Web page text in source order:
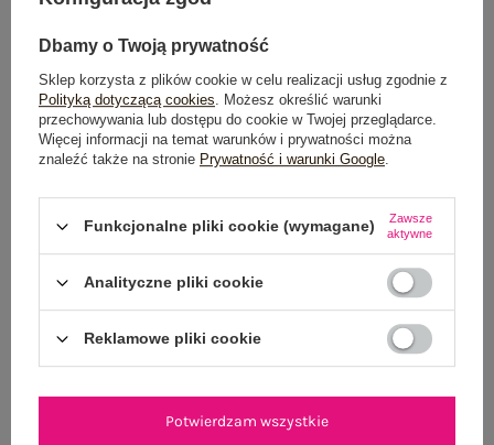
Do darmowej dostawy brakuje
Wysyłkajutro
100 dni na zwrot
OPINIE O PRODUKCIE (10)
WYSYŁKA I DOSTAWA
ZWROTY I REKLAMACJE
Dbamy o Twoją prywatność
Sklep korzysta z plików cookie w celu realizacji usług zgodnie z
Polityką dotyczącą cookies. Możesz określić warunki
przechowywania lub dostępu do cookie w Twojej przeglądarce.
Więcej informacji na temat warunków i prywatności można
znaleźć także na stronie Prywatność i warunki Google.
Funkcjonalne pliki cookie (wymagane)
Zawsze
aktywne
Analityczne pliki cookie
Reklamowe pliki cookie
Potwierdzam wszystkie